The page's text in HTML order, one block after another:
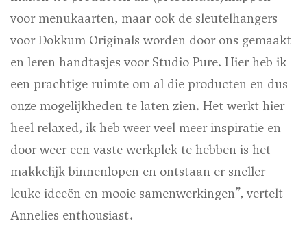
voor menukaarten, maar ook de sleutelhangers
voor Dokkum Originals worden door ons gemaakt
en leren handtasjes voor Studio Pure. Hier heb ik
een prachtige ruimte om al die producten en dus
onze mogelijkheden te laten zien. Het werkt hier
heel relaxed, ik heb weer veel meer inspiratie en
door weer een vaste werkplek te hebben is het
makkelijk binnenlopen en ontstaan er sneller
leuke ideeën en mooie samenwerkingen”, vertelt
Annelies enthousiast.